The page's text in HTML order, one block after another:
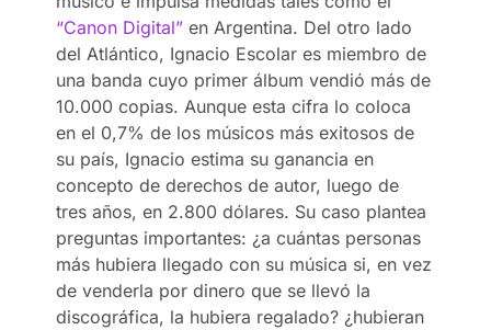
“Canon Digital” en Argentina. Del otro lado
del Atlántico, Ignacio Escolar es miembro de
una banda cuyo primer álbum vendió más de
10.000 copias. Aunque esta cifra lo coloca
en el 0,7% de los músicos más exitosos de
su país, Ignacio estima su ganancia en
concepto de derechos de autor, luego de
tres años, en 2.800 dólares. Su caso plantea
preguntas importantes: ¿a cuántas personas
más hubiera llegado con su música si, en vez
de venderla por dinero que se llevó la
discográfica, la hubiera regalado? ¿hubieran